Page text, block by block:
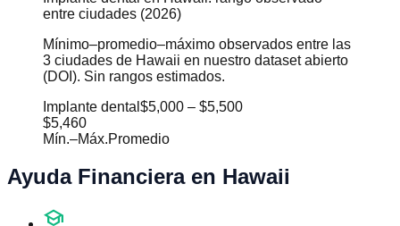
entre ciudades (2026)
Mínimo–promedio–máximo observados entre las
3 ciudades de Hawaii en nuestro dataset abierto
(DOI). Sin rangos estimados.
Implante dental $5,000 – $5,500
$5,460
Mín.–Máx.Promedio
Ayuda Financiera en Hawaii
school